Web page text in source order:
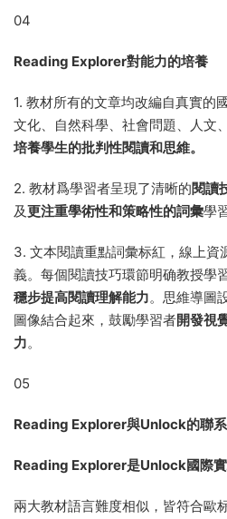
04
Reading Explorer對能力的培養
1. 教材所有的文章均改編自真實的
文化、自然科學、社會問題、人文
培養學生的批判性閱讀和思維。
2. 教材爲學習者呈現了清晰的閱讀
及更注重學術性和策略性的詞彙學
3. 文本閱讀重點詞彙标紅，線上資
義。每個閱讀技巧環節明确教授學
穩步提高閱讀理解能力。思維導圖
圖像結合起來，鼓勵學習者開發視
力。
05
Reading Explorer與Unlock的聯系
Reading Explorer是Unlock國際實
兩大教材語言難度相似，皆符合歐